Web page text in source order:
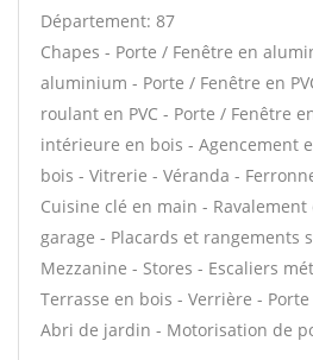
Département: 87
Chapes - Porte / Fenêtre en
aluminium - Porte / Fenêtre en
roulant en PVC - Porte / Fenêtre
intérieure en bois - Agencement
bois - Vitrerie - Véranda -
Cuisine clé en main -
garage - Placards et rangements
Mezzanine - Stores - Escaliers
Terrasse en bois - Verrière -
Abri de jardin - Motorisation de